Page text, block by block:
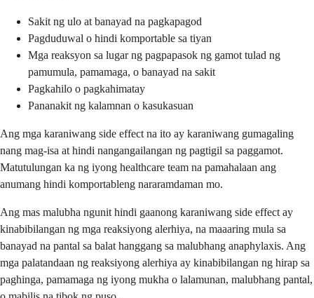
Sakit ng ulo at banayad na pagkapagod
Pagduduwal o hindi komportable sa tiyan
Mga reaksyon sa lugar ng pagpapasok ng gamot tulad ng
pamumula, pamamaga, o banayad na sakit
Pagkahilo o pagkahimatay
Pananakit ng kalamnan o kasukasuan
Ang mga karaniwang side effect na ito ay karaniwang gumagaling
nang mag-isa at hindi nangangailangan ng pagtigil sa paggamot.
Matutulungan ka ng iyong healthcare team na pamahalaan ang
anumang hindi komportableng nararamdaman mo.
Ang mas malubha ngunit hindi gaanong karaniwang side effect ay
kinabibilangan ng mga reaksiyong alerhiya, na maaaring mula sa
banayad na pantal sa balat hanggang sa malubhang anaphylaxis. Ang
mga palatandaan ng reaksiyong alerhiya ay kinabibilangan ng hirap sa
paghinga, pamamaga ng iyong mukha o lalamunan, malubhang pantal,